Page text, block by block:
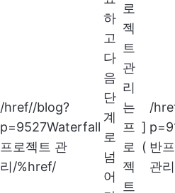
/href//blog?
p=9527Waterfall
프로젝트 관
리/%href/
하
고
다
음
단
계
로
넘
어
로
젝
트
관
리
는
프
로
젝
트
]
(
/
반
관